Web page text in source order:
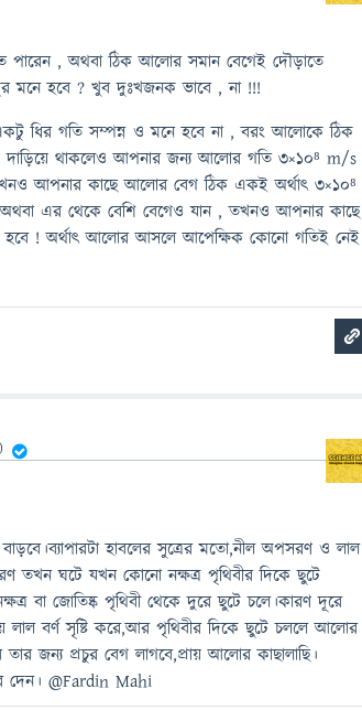
পারেন , অথবা ঠিক আলোর সমান বেগেই দৌড়াতে
মনে হবে ? খুব দুঃখজনক ভাবে , না !!!
ধির গতি সম্পন্ন ও মনে হবে না , বরং আলোকে ঠিক
দাড়িয়ে থাকলেও আপনার জন্য আলোর গতি 3×10⁸ m/s
আপনার কাছে আলোর বেগ ঠিক একই অর্থাৎ 3×10⁸
এর থেকে বেশি বেগেও যান , তখনও আপনার কাছে
! অর্থাৎ আলোর আসলে আপেক্ষিক কোনো গতিই নেই
হাবলের সুত্রের মতো,নীল অপসরণ ও লাল
তখন ঘটে যখন কোনো নক্ষত্র পৃথিবীর দিকে ছুটে
বা জোতিষ্ক পৃথিবী থেকে দুরে ছুটে চলে।কারণ দূরে
লাল বর্ণ সৃষ্টি করে,আর পৃথিবীর দিকে ছুটে চললে আলোর
তার জন্য প্রচুর বেগ লাগবে,প্রায় আলোর কাছালাছি।
@Fardin Mahi